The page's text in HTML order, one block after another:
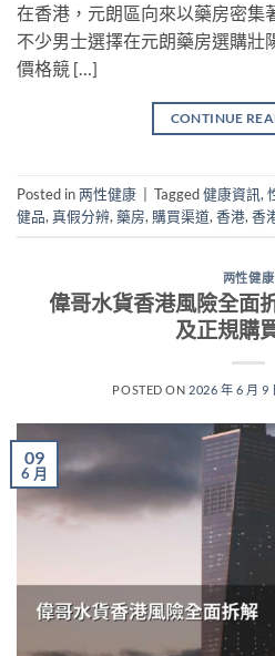
在香港，元朗區向來以藥房密集
不少男士選擇在元朗藥房選購壯
價格競 […]
CONTINUE
Posted in两性健康 Tagged健康資訊,
健品,真假分辨,藥房, 購買渠道,香港,香
两性健康
偉哥水貨香港風險全面
及正規購
POSTED ON 2026 年 6 月 9
09
6 月